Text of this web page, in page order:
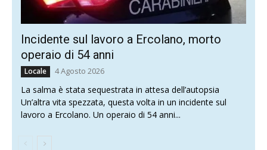
Incidente sul lavoro a Ercolano, morto
operaio di 54 anni
Locale 4 Agosto 2026
La salma è stata sequestrata in attesa dell’autopsia
Un’altra vita spezzata, questa volta in un incidente sul
lavoro a Ercolano. Un operaio di 54 anni...